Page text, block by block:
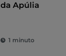
da Apúlia
1 minuto